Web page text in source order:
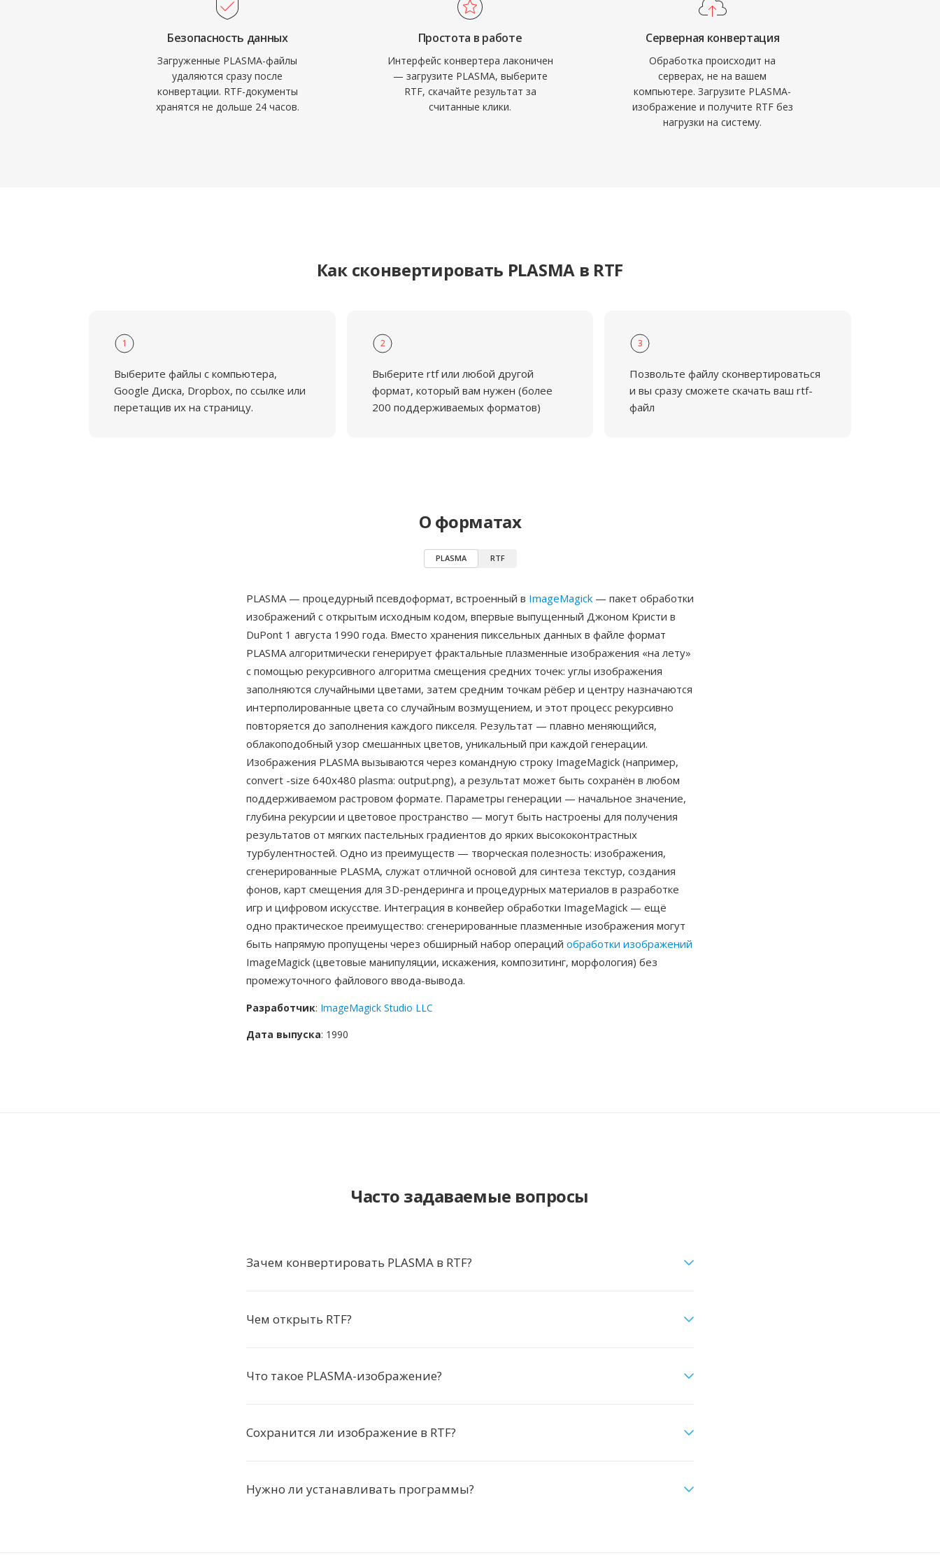
Безопасность данных
Загруженные PLASMA-файлы
удаляются сразу после
конвертации. RTF-документы
хранятся не дольше 24 часов.
Простота в работе
Интерфейс конвертера лаконичен
— загрузите PLASMA, выберите
RTF, скачайте результат за
считанные клики.
Серверная конвертация
Обработка происходит на
серверах, не на вашем
компьютере. Загрузите PLASMA-
изображение и получите RTF без
нагрузки на систему.
Как сконвертировать PLASMA в RTF
1
Выберите файлы с компьютера,
Google Диска, Dropbox, по ссылке или
перетащив их на страницу.
2
Выберите rtf или любой другой
формат, который вам нужен (более
200 поддерживаемых форматов)
3
Позвольте файлу сконвертироваться
и вы сразу сможете скачать ваш rtf-
файл
О форматах
PLASMA RTF
PLASMA — процедурный псевдоформат, встроенный в ImageMagick — пакет обработки
изображений с открытым исходным кодом, впервые выпущенный Джоном Кристи в
DuPont 1 августа 1990 года. Вместо хранения пиксельных данных в файле формат
PLASMA алгоритмически генерирует фрактальные плазменные изображения «на лету»
с помощью рекурсивного алгоритма смещения средних точек: углы изображения
заполняются случайными цветами, затем средним точкам рёбер и центру назначаются
интерполированные цвета со случайным возмущением, и этот процесс рекурсивно
повторяется до заполнения каждого пикселя. Результат — плавно меняющийся,
облакоподобный узор смешанных цветов, уникальный при каждой генерации.
Изображения PLASMA вызываются через командную строку ImageMagick (например,
convert -size 640x480 plasma: output.png), а результат может быть сохранён в любом
поддерживаемом растровом формате. Параметры генерации — начальное значение,
глубина рекурсии и цветовое пространство — могут быть настроены для получения
результатов от мягких пастельных градиентов до ярких высококонтрастных
турбулентностей. Одно из преимуществ — творческая полезность: изображения,
сгенерированные PLASMA, служат отличной основой для синтеза текстур, создания
фонов, карт смещения для 3D-рендеринга и процедурных материалов в разработке
игр и цифровом искусстве. Интеграция в конвейер обработки ImageMagick — ещё
одно практическое преимущество: сгенерированные плазменные изображения могут
быть напрямую пропущены через обширный набор операций обработки изображений
ImageMagick (цветовые манипуляции, искажения, композитинг, морфология) без
промежуточного файлового ввода-вывода.
Разработчик: ImageMagick Studio LLC
Дата выпуска: 1990
Часто задаваемые вопросы
Зачем конвертировать PLASMA в RTF?
Чем открыть RTF?
Что такое PLASMA-изображение?
Сохранится ли изображение в RTF?
Нужно ли устанавливать программы?